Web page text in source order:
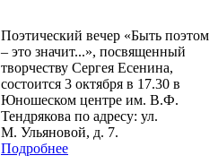
Поэтический вечер «Быть поэтом
– это значит...», посвященный
творчеству Сергея Есенина,
состоится 3 октября в 17.30 в
Юношеском центре им. В.Ф.
Тендрякова по адресу: ул.
М. Ульяновой, д. 7.
Подробнее